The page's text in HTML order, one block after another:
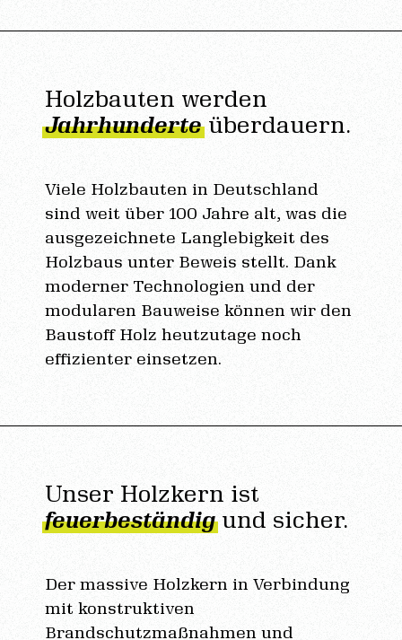
Holzbauten werden
Jahrhunderteüberdauern.
Viele Holzbauten in Deutschland
sind weit über 100 Jahre alt, was die
ausgezeichnete Langlebigkeit des
Holzbaus unter Beweis stellt. Dank
moderner Technologien und der
modularen Bauweise können wir den
Baustoff Holz heutzutage noch
effizienter einsetzen.
Unser Holzkern ist
feuerbeständigund sicher.
Der massive Holzkern in Verbindung
mit konstruktiven
Brandschutzmaßnahmen und